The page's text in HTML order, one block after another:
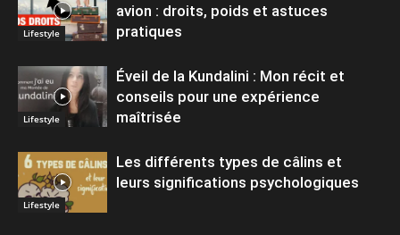
Lifestyle
avion : droits, poids et astuces
pratiques
Lifestyle
Éveil de la Kundalini : Mon récit et
conseils pour une expérience
maîtrisée
Lifestyle
Les différents types de câlins et
leurs significations psychologiques